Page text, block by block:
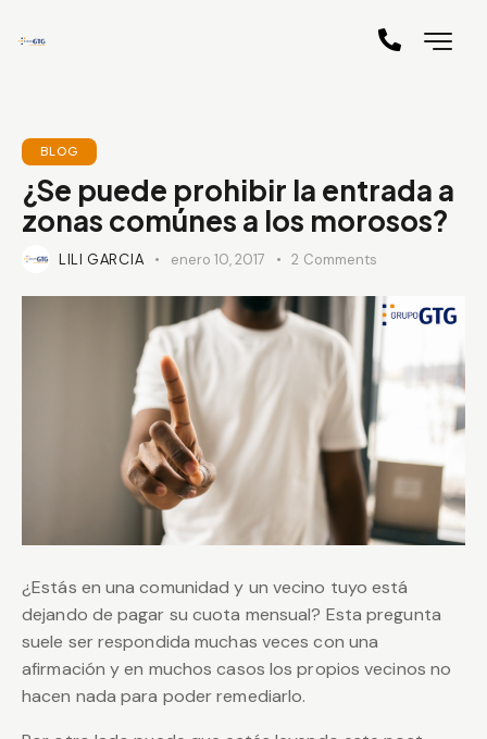
BLOG
¿Se puede prohibir la entrada a
zonas comúnes a los morosos?
LILI GARCIA enero 10, 2017 2 Comments
¿Estás en una comunidad y un vecino tuyo está
dejando de pagar su cuota mensual? Esta pregunta
suele ser respondida muchas veces con una
afirmación y en muchos casos los propios vecinos no
hacen nada para poder remediarlo.